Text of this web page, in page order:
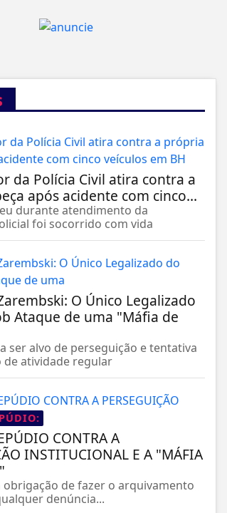
da Polícia Civil atira contra a
após acidente com cinco...
durante atendimento da
foi socorrido com vida
O Único Legalizado
Ataque de uma "Máfia de
ser alvo de perseguição e tentativa
de atividade regular
CONTRA A
INSTITUCIONAL E A "MÁFIA
obrigação de fazer o arquivamento
denúncia...